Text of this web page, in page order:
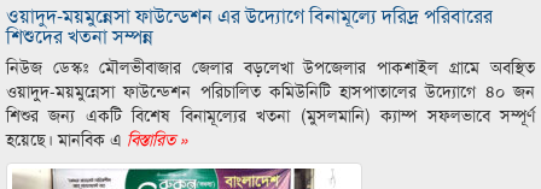
ওয়াদুদ-ময়মুন্নেসা ফাউন্ডেশন এর উদ্যোগে বিনামূল্যে দরিদ্র পরিবারের
শিশুদের খতনা সম্পন্ন
নিউজ ডেস্কঃ ‎মৌলভীবাজার জেলার বড়লেখা উপজেলার পাকশাইল গ্রামে অবস্থিত
ওয়াদুদ-ময়মুন্নেসা ফাউন্ডেশন পরিচালিত কমিউনিটি হাসপাতালের উদ্যোগে ৪০ জন
শিশুর জন্য একটি বিশেষ বিনামূল্যের খতনা (মুসলমানি) ক্যাম্প সফলভাবে সম্পূর্ণ
হয়েছে। মানবিক এ বিস্তারিত »